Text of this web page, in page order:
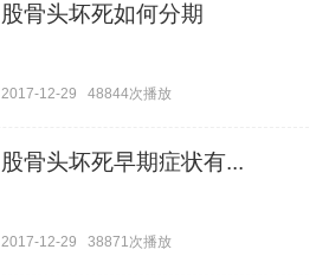
股骨头坏死如何分期
2017-12-29 48844次播放
股骨头坏死早期症状有...
2017-12-29 38871次播放